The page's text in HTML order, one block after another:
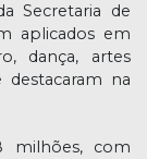
Secretaria de
aplicados em
dança, artes
na
milhões, com